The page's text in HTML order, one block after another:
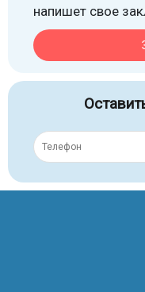
напишет свое